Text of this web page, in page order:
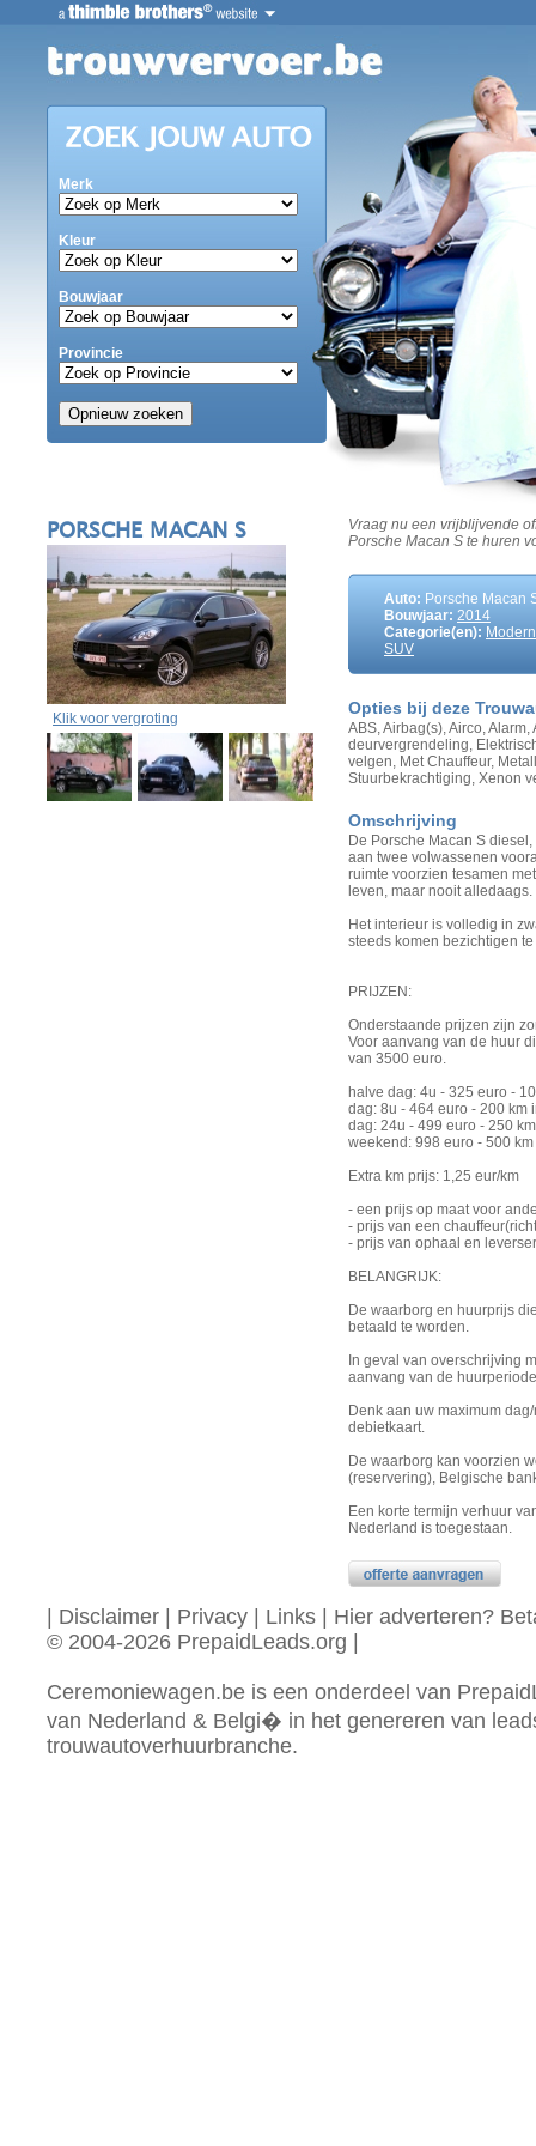
Merk
Kleur
Bouwjaar
Provincie
PORSCHE MACAN S
Klik voor vergroting
Vraag nu een vrijblijvende
Porsche Macan S te huren
Auto: Porsche Macan
Bouwjaar: 2014
Categorie(en): Modern
SUV
Opties bij deze
ABS, Airbag(s), Airco,
deurvergrendeling,
velgen, Met Chauffeur,
Stuurbekrachtiging, Xenon
Omschrijving
De Porsche Macan S
aan twee volwassenen
ruimte voorzien tesamen
leven, maar nooit alledaags.
Het interieur is volledig in
steeds komen bezichtigen
PRIJZEN:
Onderstaande prijzen zijn
Voor aanvang van de huur
van 3500 euro.
halve dag: 4u - 325 euro -
dag: 8u - 464 euro - 200 km
dag: 24u - 499 euro - 250
weekend: 998 euro - 500
Extra km prijs: 1,25 eur/km
- een prijs op maat voor
- prijs van een
- prijs van ophaal en
BELANGRIJK:
De waarborg en huurprijs
betaald te worden.
In geval van overschrijving
aanvang van de
Denk aan uw maximum
debietkaart.
De waarborg kan voorzien
(reservering), Belgische
Een korte termijn verhuur
Nederland is toegestaan.
Disclaimer Privacy Links
Hier adverteren?
© 2004-2026 PrepaidLeads.org
Ceremoniewagen.be is een onderdeel van
van Nederland & Belgi� in het genereren van
trouwautoverhuurbranche.